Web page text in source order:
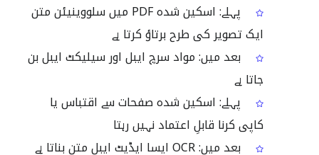
پہلے: اسکین شدہ PDF میں سلووینیئن متن
ایک تصویر کی طرح برتاؤ کرتا ہے
بعد میں: مواد سرچ ایبل اور سیلیکٹ ایبل بن
جاتا ہے
پہلے: اسکین شدہ صفحات سے اقتباس یا
کاپی کرنا قابلِ اعتماد نہیں رہتا
بعد میں: OCR ایسا ایڈیٹ ایبل متن بناتا ہے